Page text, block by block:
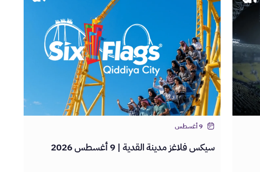
9 أغسطس
سيكس فلاغز مدينة القدية | 9 أغسطس 2026